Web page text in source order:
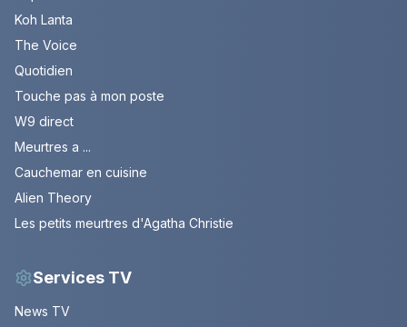
Koh Lanta
The Voice
Quotidien
Touche pas à mon poste
W9 direct
Meurtres a ...
Cauchemar en cuisine
Alien Theory
Les petits meurtres d'Agatha Christie
Services TV
News TV